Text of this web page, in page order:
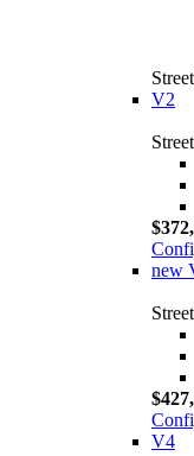
V2
new
V4